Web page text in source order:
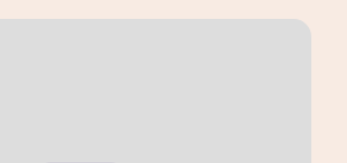
gestucte wanden en
zorgen voor een frisse
de aanwezigheid van